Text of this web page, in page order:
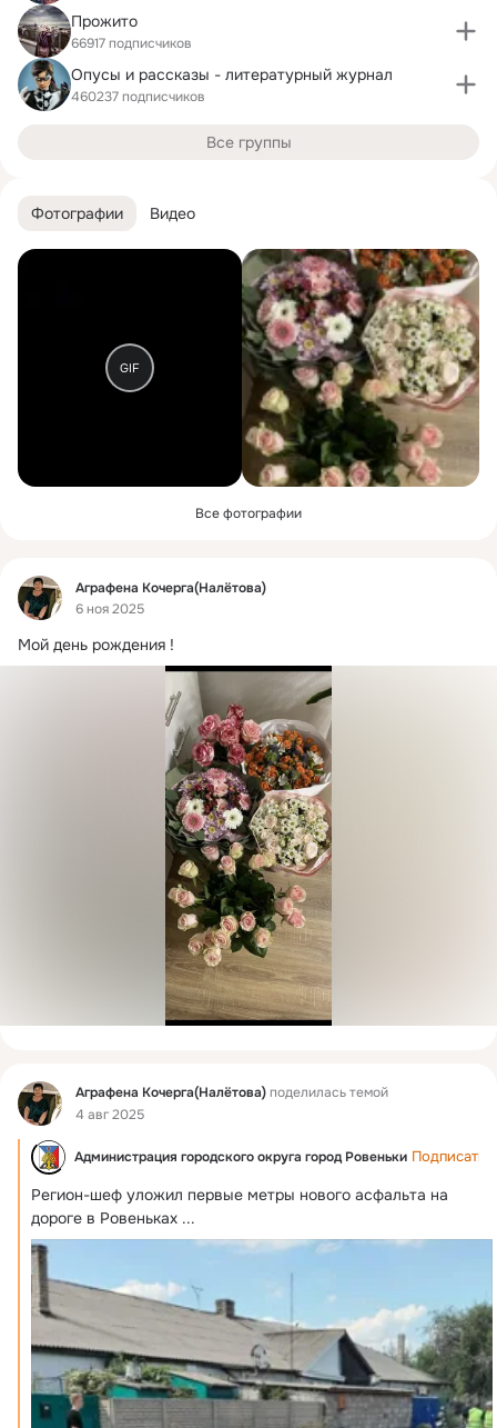
Фотографии Видео
GIF
Все фотографии
Фид
Аграфена Кочерга(Налётова)
6 ноя 2025
Мой день рождения !
Фид Аграфена Кочерга(Налётова)поделилась темой
4 авг 2025
Администрация городского округа город Ровеньки
Регион-шеф уложил первые метры нового асфальта на
дороге в Ровеньках ...
Прожито
66917 подписчиков
Опусы и рассказы - литературный журнал
460237 подписчиков
Все группы